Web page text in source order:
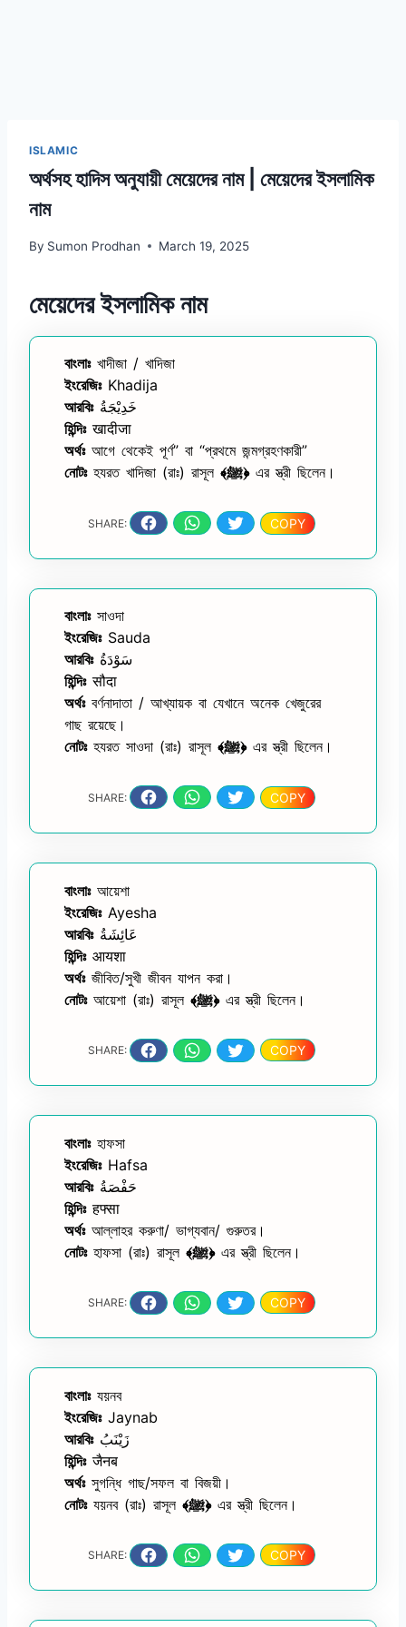
ISLAMIC
অর্থসহ হাদিস অনুযায়ী মেয়েদের নাম | মেয়েদের ইসলামিক
নাম
By Sumon Prodhan March 19, 2025
মেয়েদের ইসলামিক নাম
বাংলাঃখাদীজা / খাদিজা
ইংরেজিঃKhadija
আরবিঃ خَدِيْجَةُ
হিন্দিঃखादीजा
অর্থঃআগে থেকেই পূর্ণ” বা “প্রথমে জন্মগ্রহণকারী”
নোটঃহযরত খাদিজা (রাঃ) রাসূল ﴾ﷺ﴿এর স্ত্রী ছিলেন।
SHARE: COPY
বাংলাঃসাওদা
ইংরেজিঃSauda
আরবিঃ سَوْدَةُ
হিন্দিঃसौदा
অর্থঃবর্ণনাদাতা / আখ্যায়ক বা যেখানে অনেক খেজুরের
গাছ রয়েছে।
নোটঃহযরত সাওদা (রাঃ) রাসূল ﴾ﷺ﴿এর স্ত্রী ছিলেন।
SHARE: COPY
বাংলাঃআয়েশা
ইংরেজিঃAyesha
আরবিঃ عَائِشَةُ
হিন্দিঃआयशा
অর্থঃজীবিত/সুখী জীবন যাপন করা।
নোটঃআয়েশা (রাঃ) রাসূল ﴾ﷺ﴿এর স্ত্রী ছিলেন।
SHARE: COPY
বাংলাঃহাফসা
ইংরেজিঃHafsa
আরবিঃ حَفْصَةُ
হিন্দিঃहफ्सा
অর্থঃআল্লাহর করুণা/ ভাগ্যবান/ গুরুতর।
নোটঃহাফসা (রাঃ) রাসূল ﴾ﷺ﴿এর স্ত্রী ছিলেন।
SHARE: COPY
বাংলাঃযয়নব
ইংরেজিঃJaynab
আরবিঃ زَيْنَبُ
হিন্দিঃजैनब
অর্থঃসুগন্ধি গাছ/সফল বা বিজয়ী।
নোটঃযয়নব (রাঃ) রাসূল ﴾ﷺ﴿এর স্ত্রী ছিলেন।
SHARE: COPY